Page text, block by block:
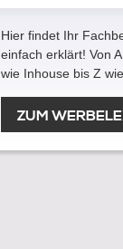
Hier findet Ihr
einfach erklärt! Von
wie Inhouse bis Z
ZUM